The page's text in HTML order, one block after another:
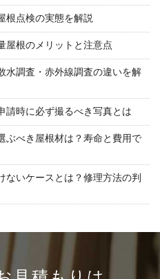
根点検の実態を解説
屋根のメリットと注意点
水調査・赤外線調査の違いを解
請時に必ず撮るべき写真とは
ぶべき屋根材は？寿命と費用で
ないケースとは？修理方法の判